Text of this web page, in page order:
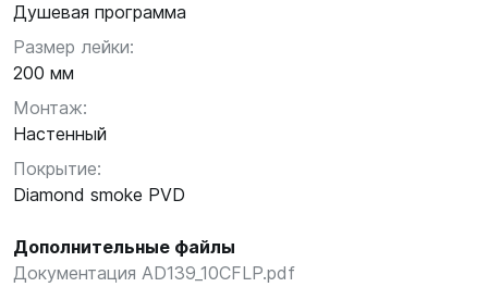
Душевая программа
Размер лейки:
200 мм
Монтаж:
Настенный
Покрытие:
Diamond smoke PVD
Дополнительные файлы
Документация AD139_10CFLP.pdf